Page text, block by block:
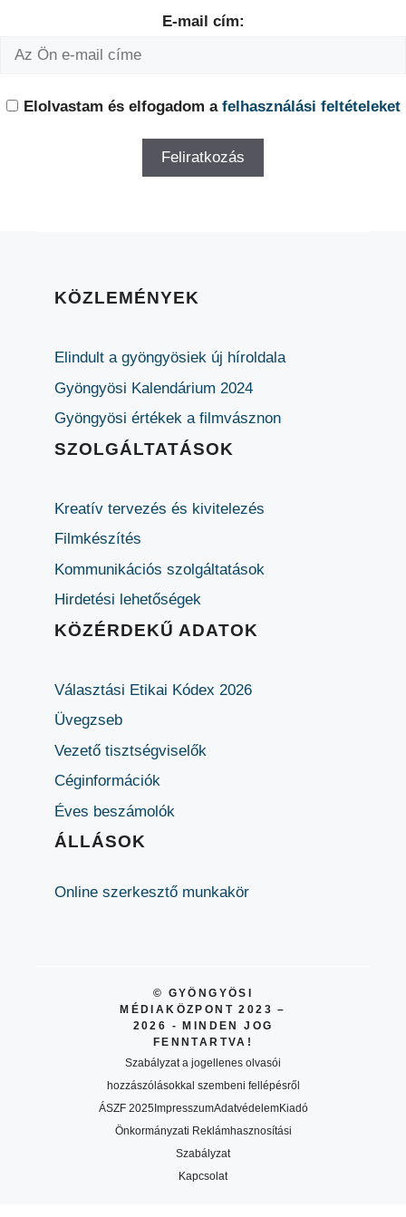
E-mail cím:
Elolvastam és elfogadom a felhasználási feltételeket
KÖZLEMÉNYEK
Elindult a gyöngyösiek új híroldala
Gyöngyösi Kalendárium 2024
Gyöngyösi értékek a filmvásznon
SZOLGÁLTATÁSOK
Kreatív tervezés és kivitelezés
Filmkészítés
Kommunikációs szolgáltatások
Hirdetési lehetőségek
KÖZÉRDEKŰ ADATOK
Választási Etikai Kódex 2026
Üvegzseb
Vezető tisztségviselők
Céginformációk
Éves beszámolók
ÁLLÁSOK
Online szerkesztő munkakör
© GYÖNGYÖSI
MÉDIAKÖZPONT 2023 –
2026 - MINDEN JOG
FENNTARTVA!
Szabályzat a jogellenes olvasói
hozzászólásokkal szembeni fellépésről
ÁSZF 2025ImpresszumAdatvédelemKiadó
Önkormányzati Reklámhasznosítási
Szabályzat
Kapcsolat